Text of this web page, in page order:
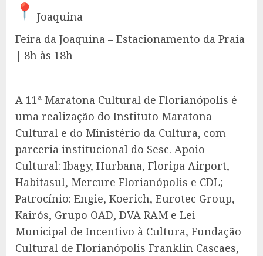
Joaquina
Feira da Joaquina – Estacionamento da Praia
| 8h às 18h
A 11ª Maratona Cultural de Florianópolis é
uma realização do Instituto Maratona
Cultural e do Ministério da Cultura, com
parceria institucional do Sesc. Apoio
Cultural: Ibagy, Hurbana, Floripa Airport,
Habitasul, Mercure Florianópolis e CDL;
Patrocínio: Engie, Koerich, Eurotec Group,
Kairós, Grupo OAD, DVA RAM e Lei
Municipal de Incentivo à Cultura, Fundação
Cultural de Florianópolis Franklin Cascaes,